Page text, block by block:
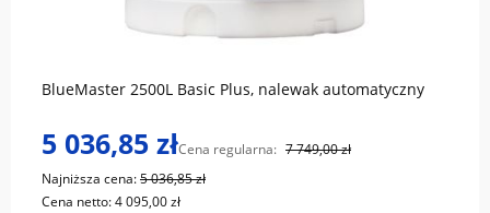
BlueMaster 2500L Basic Plus, nalewak automatyczny
5 036,85 złCena regularna: 7 749,00 zł
Najniższa cena:5 036,85 zł
Cena netto:4 095,00 zł